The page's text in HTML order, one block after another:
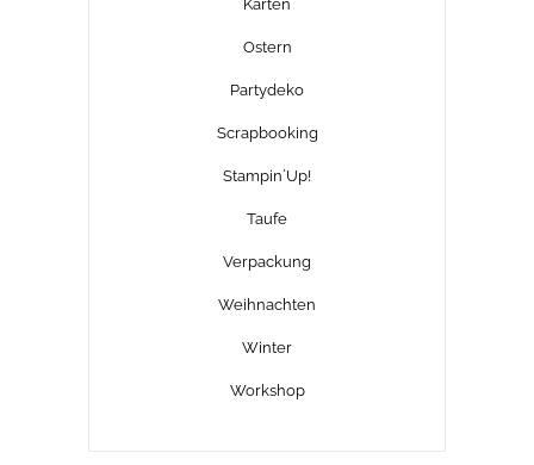
Karten
Ostern
Partydeko
Scrapbooking
Stampin´Up!
Taufe
Verpackung
Weihnachten
Winter
Workshop